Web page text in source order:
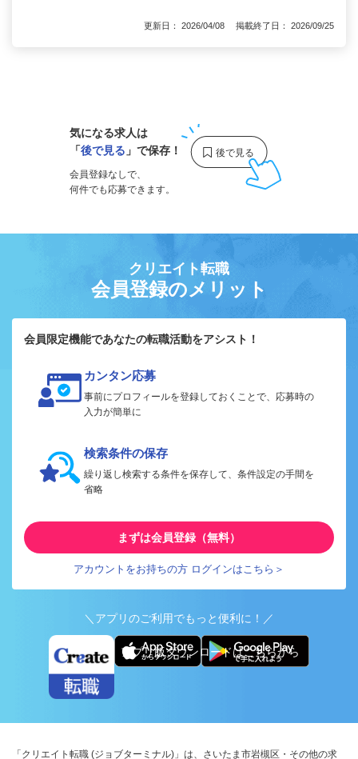
更新日： 2026/04/08 掲載終了日： 2026/09/25
気になる求人は
「後で見る 」で保存！
会員登録なしで、
何件でも応募できます。
クリエイト転職
会員登録のメリット
会員限定機能であなたの転職活動をアシスト！
カンタン応募
事前にプロフィールを登録しておくことで、応募時の
入力が簡単に
検索条件の保存
繰り返し検索する条件を保存して、条件設定の手間を
省略
まずは会員登録（無料）
アカウントをお持ちの方 ログインはこちら＞
＼アプリのご利用でもっと便利に！／
アプリ版ダウンロードはこちらから
「クリエイト転職 (ジョブターミナル)」は、さいたま市岩槻区・その他の求